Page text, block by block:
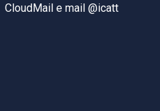
CloudMail e mail @icatt